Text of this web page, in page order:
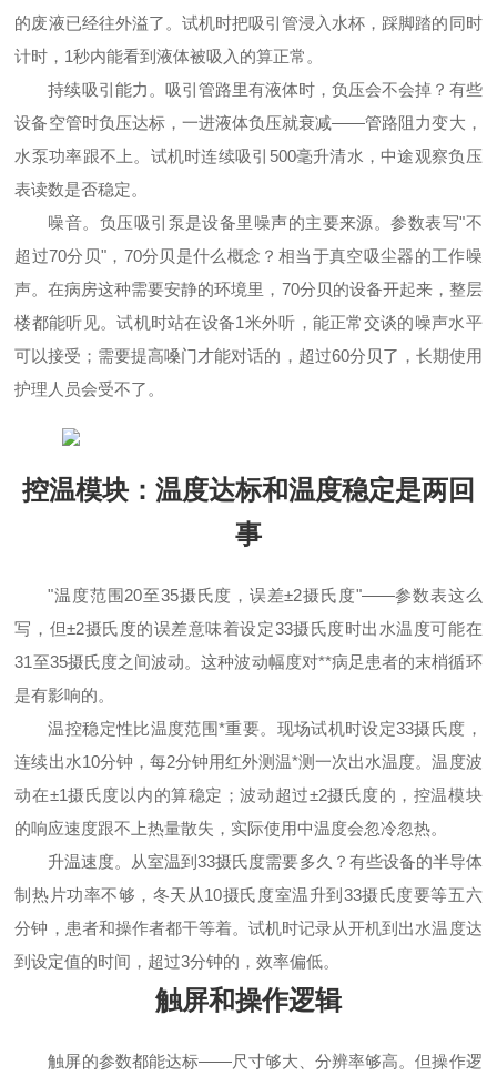
的废液已经往外溢了。试机时把吸引管浸入水杯，踩脚踏的同时
计时，1秒内能看到液体被吸入的算正常。
持续吸引能力。吸引管路里有液体时，负压会不会掉？有些
设备空管时负压达标，一进液体负压就衰减——管路阻力变大，
水泵功率跟不上。试机时连续吸引500毫升清水，中途观察负压
表读数是否稳定。
噪音。负压吸引泵是设备里噪声的主要来源。参数表写"不
超过70分贝"，70分贝是什么概念？相当于真空吸尘器的工作噪
声。在病房这种需要安静的环境里，70分贝的设备开起来，整层
楼都能听见。试机时站在设备1米外听，能正常交谈的噪声水平
可以接受；需要提高嗓门才能对话的，超过60分贝了，长期使用
护理人员会受不了。
控温模块：温度达标和温度稳定是两回
事
"温度范围20至35摄氏度，误差±2摄氏度"——参数表这么
写，但±2摄氏度的误差意味着设定33摄氏度时出水温度可能在
31至35摄氏度之间波动。这种波动幅度对**病足患者的末梢循环
是有影响的。
温控稳定性比温度范围*重要。现场试机时设定33摄氏度，
连续出水10分钟，每2分钟用红外测温*测一次出水温度。温度波
动在±1摄氏度以内的算稳定；波动超过±2摄氏度的，控温模块
的响应速度跟不上热量散失，实际使用中温度会忽冷忽热。
升温速度。从室温到33摄氏度需要多久？有些设备的半导体
制热片功率不够，冬天从10摄氏度室温升到33摄氏度要等五六
分钟，患者和操作者都干等着。试机时记录从开机到出水温度达
到设定值的时间，超过3分钟的，效率偏低。
触屏和操作逻辑
触屏的参数都能达标——尺寸够大、分辨率够高。但操作逻